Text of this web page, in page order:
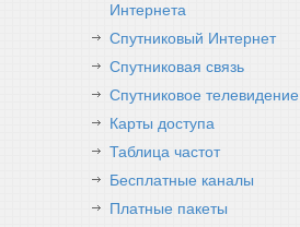
Интернета
Спутниковый Интернет
Спутниковая связь
Спутниковое телевидение
Карты доступа
Таблица частот
Бесплатные каналы
Платные пакеты